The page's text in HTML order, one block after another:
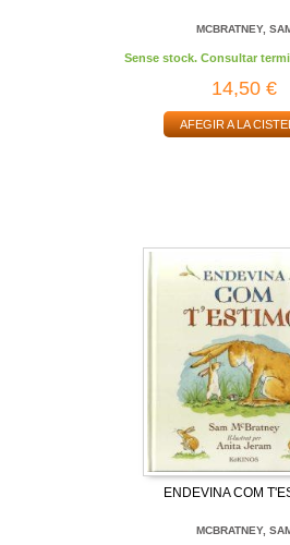
MCBRATNEY,
Sense stock. Consultar
14,50 €
AFEGIR A LA
ENDEVINA COM
MCBRATNEY,